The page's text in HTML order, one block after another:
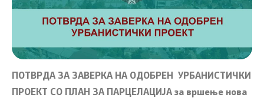
ПОТВРДА ЗА ЗАВЕРКА НА ОДОБРЕН УРБАНИСТИЧКИ
ПРОЕКТ СО ПЛАН ЗА ПАРЦЕЛАЦИЈА за вршење нова